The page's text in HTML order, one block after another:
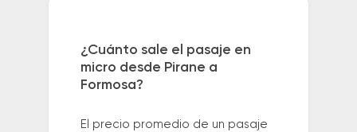
¿Cuánto sale el pasaje en
micro desde Pirane a
Formosa?
El precio promedio de un pasaje